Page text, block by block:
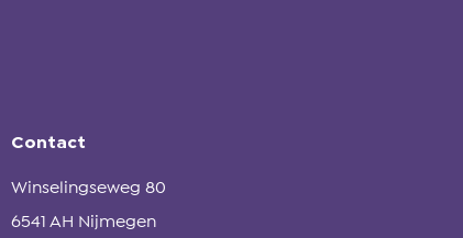
Contact
Winselingseweg 80
6541 AH Nijmegen